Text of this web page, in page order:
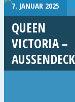
7. JANUAR 2025
QUEEN
VICTORIA –
AUSSENDECK